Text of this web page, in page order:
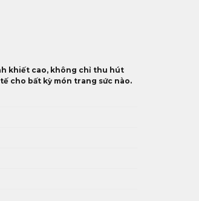
khiết cao, không chỉ thu hút
cho bất kỳ món trang sức nào.